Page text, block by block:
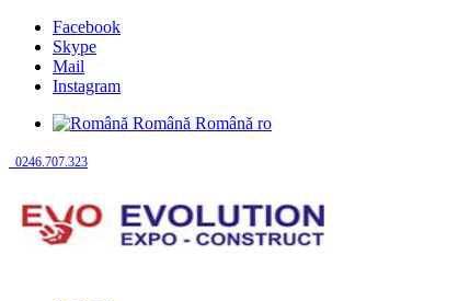
Facebook
Skype
Mail
Instagram
Română Română ro
0246.707.323